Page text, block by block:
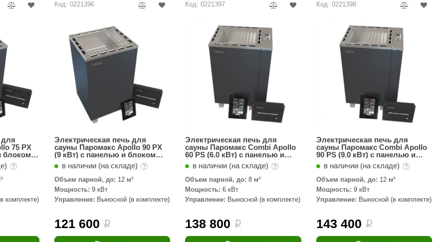
для
75 PX
блоком
комплекте)
Код: 0221396
Электрическая печь для
сауны Паромакс Apollo 90 PX
(9 кВт) с панелью и блоком
управления
в наличии (на складе)
Объем парной, до: 12 м³
Мощность: 9 кВт
Управление: Выносной (в комплекте)
121 600 i
Код: 0221397
Электрическая печь для
сауны Паромакс Combi Apollo
60 PS (6.0 кВт) с панелью и
блоком управления
в наличии (на складе)
Объем парной, до: 8 м³
Мощность: 6 кВт
Управление: Выносной (в комплекте)
138 800 i
Код: 0221398
Электрическая печь для
сауны Паромакс Combi Apollo
90 PS (9.0 кВт) с панелью и
блоком управления
в наличии (на складе)
Объем парной, до: 12 м³
Мощность: 9 кВт
Управление: Выносной (в комплекте)
143 400 i